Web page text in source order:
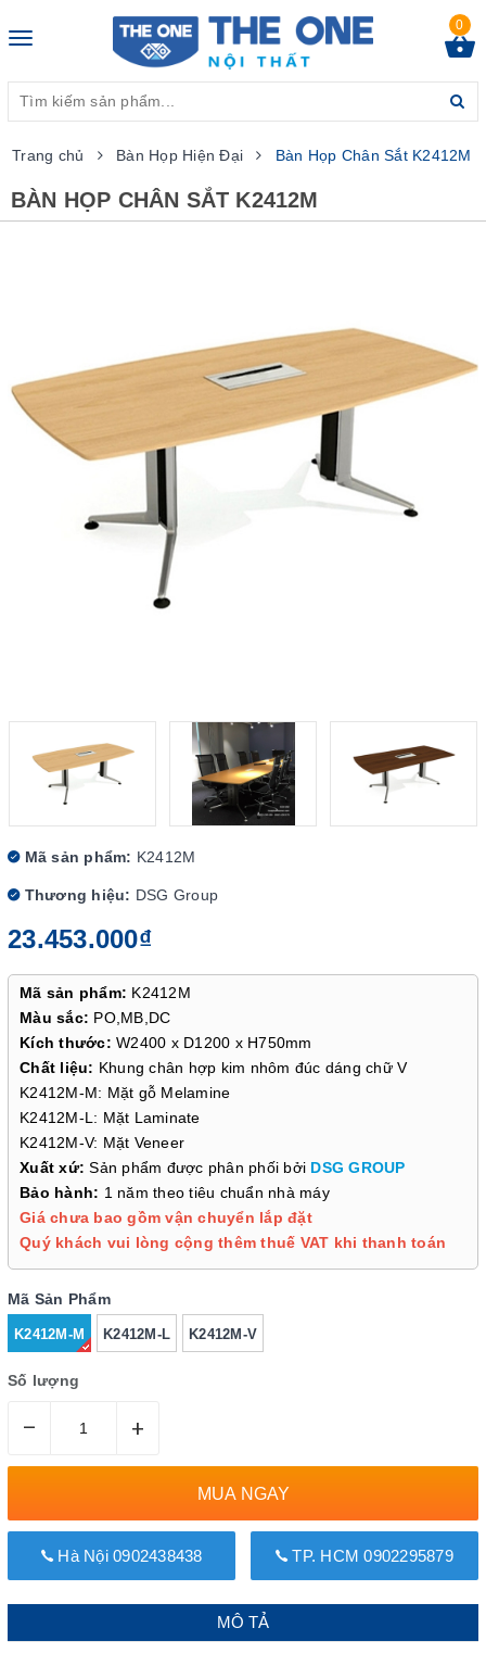
Toggle
0
Trang chủ Bàn Họp Hiện Đại Bàn Họp Chân Sắt K2412M
BÀN HỌP CHÂN SẮT K2412M
Mã sản phẩm: K2412M
Thương hiệu: DSG Group
23.453.000₫
Mã sản phẩm: K2412M
Màu sắc: PO,MB,DC
Kích thước: W2400 x D1200 x H750mm
Chất liệu: Khung chân hợp kim nhôm đúc dáng chữ V
K2412M-M: Mặt gỗ Melamine
K2412M-L: Mặt Laminate
K2412M-V: Mặt Veneer
Xuất xứ:Sản phẩm được phân phối bởi DSG GROUP
Bảo hành: 1 năm theo tiêu chuẩn nhà máy
Giá chưa bao gồm vận chuyển lắp đặt
Quý khách vui lòng cộng thêm thuế VAT khi thanh toán
Mã Sản Phẩm
K2412M-M K2412M-L K2412M-V
Số lượng
– +
MUA NGAY
Hà Nội 0902438438 TP. HCM 0902295879
MÔ TẢ